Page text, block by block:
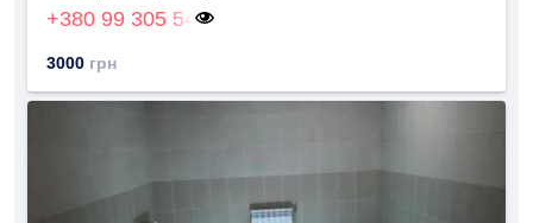
+380 99 305 54
3000 грн